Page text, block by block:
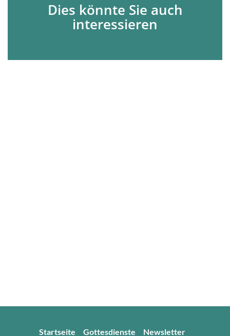
Dies könnte Sie auch
interessieren
Startseite Gottesdienste Newsletter